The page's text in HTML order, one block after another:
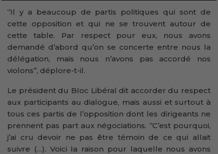
‘’Il y a beaucoup de partis politiques qui sont de
cette opposition et qui ne se trouvent autour de
cette table. Par respect pour eux, nous avons
demandé d’abord qu’on se concerte entre nous la
délégation, mais nous n’avons pas accordé nos
violons’’, déplore-t-il.
Le président du Bloc Libéral dit accorder du respect
aux participants au dialogue, mais aussi et surtout à
tous ces partis de l’opposition dont les dirigeants ne
prennent pas part aux négociations. ‘’C’est pourquoi,
j’ai cru devoir ne pas être témoin de ce qui allait
suivre (…). Voici la raison pour laquelle nous avons